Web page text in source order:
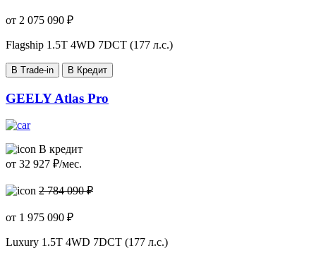
от 2 075 090 ₽
Flagship 1.5T 4WD 7DCT (177 л.с.)
В Trade-in В Кредит
GEELY Atlas Pro
В кредит
от 32 927 ₽/мес.
2 784 090 ₽
от 1 975 090 ₽
Luxury 1.5T 4WD 7DCT (177 л.с.)